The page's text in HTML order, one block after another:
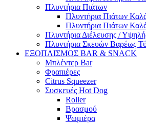
Πλυντήρια Πιάτων
Πλυντήρια Πιάτων
Πλυντήρια Πιάτων
Πλυντήρια Διέλευσης /
Πλυντήρια Σκευών Βαρέως
ΕΞΟΠΛΙΣΜΟΣ BAR & SNACK
Μπλέντερ Bar
Φραπιέρες
Citrus Squeezer
Συσκευές Hot Dog
Roller
Βρασμού
Ψωμιέρα